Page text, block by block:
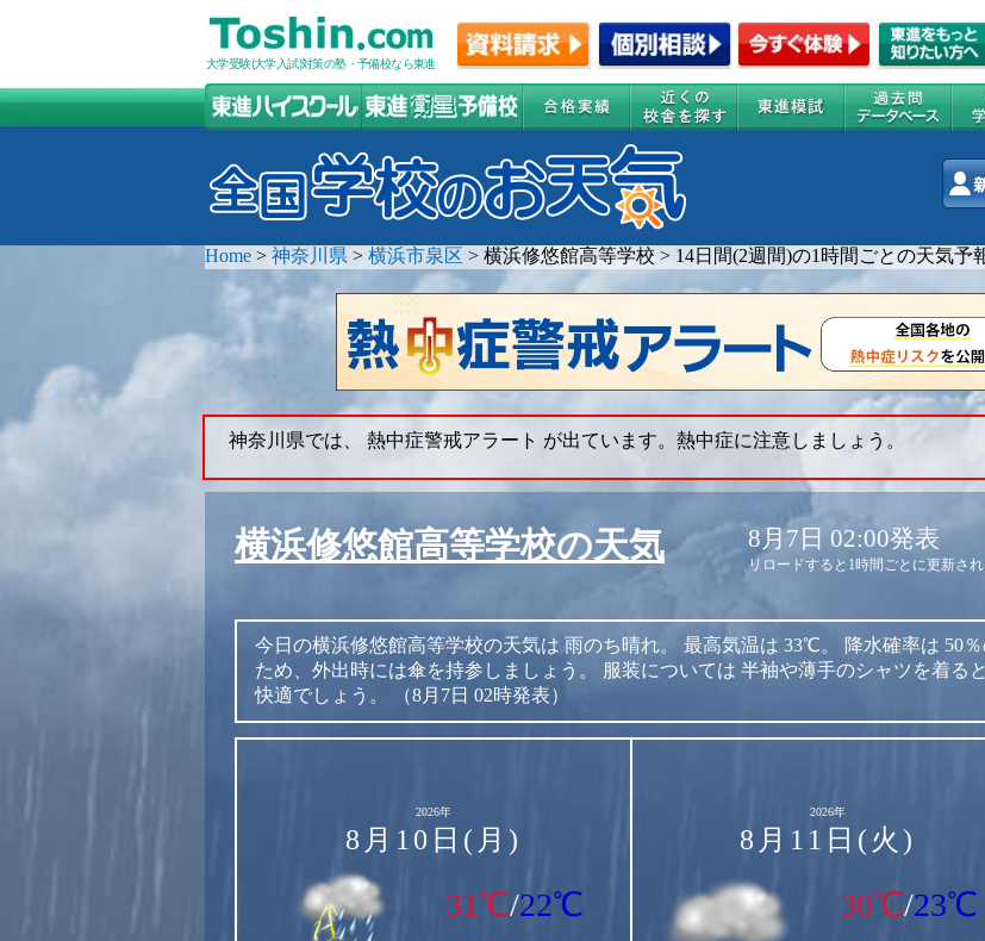
大学受験(大学入試)対策の塾・予備校なら東進
Home > 神奈川県 > 横浜市泉区 > 横浜修悠館高等学校 > 14日間(2週間)の1時間ごとの天気予
神奈川県では、 熱中症警戒アラート が出ています。熱中症に注意しましょう。
横浜修悠館高等学校の天気 8月7日 02:00発表
リロードすると1時間ごとに更新され
今日の横浜修悠館高等学校の天気は 雨のち晴れ。 最高気温は 33℃。 降水確率は 50
ため、外出時には傘を持参しましょう。
服装については 半袖や薄手のシャツを着ると
快適でしょう。
（8月7日 02時発表）
2026年
8月10日(月)
31℃/22℃
2026年
8月11日(火)
30℃/23℃